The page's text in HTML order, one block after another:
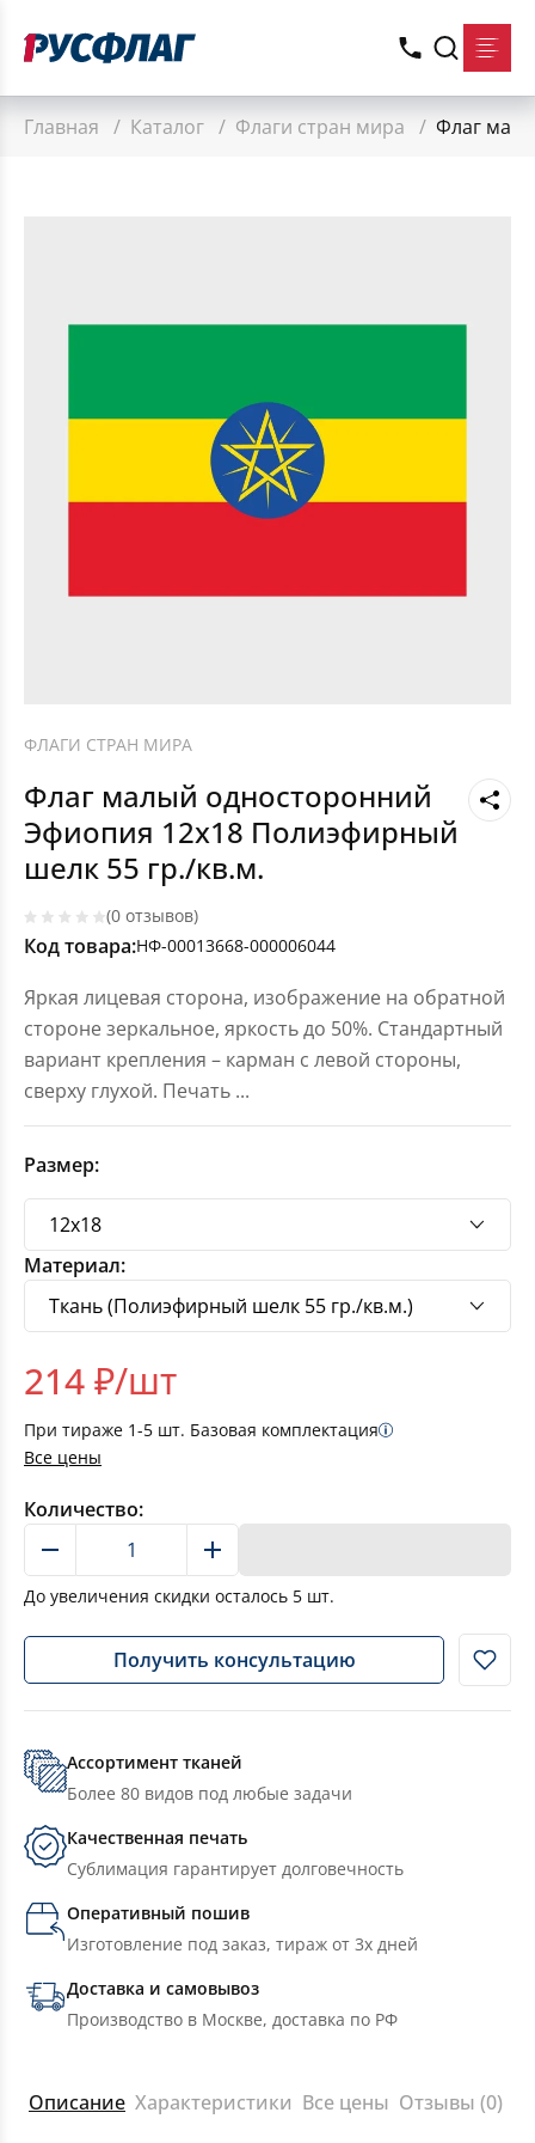
Главная / Каталог / Флаги стран мира / Флаг
ФЛАГИ СТРАН МИРА
Флаг малый односторонний
Эфиопия 12х18 Полиэфирный
шелк 55 гр./кв.м.
(0 отзывов)
Код товара:НФ-00013668-000006044
Яркая лицевая сторона, изображение на обратной
стороне зеркальное, яркость до 50%. Стандартный
вариант крепления – карман с левой стороны,
сверху глухой. Печать ...
Размер:
Материал:
214₽/шт
При тираже 1-5 шт. Базовая комплектация
Все цены
Количество:
До увеличения скидки осталось 5 шт.
Получить консультацию
Ассортимент тканей
Более 80 видов под любые задачи
Качественная печать
Сублимация гарантирует долговечность
Оперативный пошив
Изготовление под заказ, тираж от 3х дней
Доставка и самовывоз
Производство в Москве, доставка по РФ
Описание Характеристики Все цены Отзывы (0)